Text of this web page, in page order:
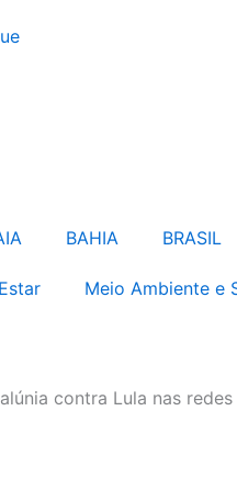
BAHIA BRASIL
Meio Ambiente e
contra Lula nas redes